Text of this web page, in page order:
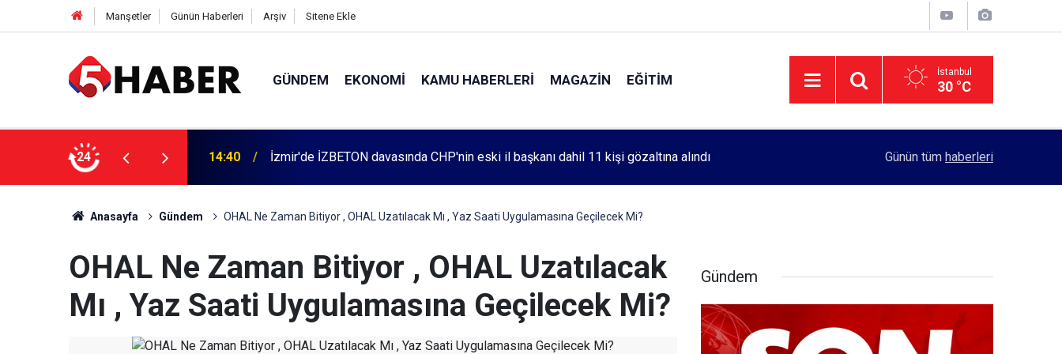
Manşetler Günün Haberleri Arşiv Sitene Ekle
GÜNDEM EKONOMI KAMU HABERLERI MAGAZIN EĞITIM İstanbul
30 °C
24
dahil 11 kişi gözaltına alındı 13:55 Cumartesi anneleri 1083. haftada Mehmet Özdemir için adalet aradı Rektörlük, kadın öğrencilerin güvenliği için
Günün tüm haberleri
Anasayfa Gündem OHAL Ne Zaman Bitiyor , OHAL Uzatılacak Mı , Yaz Saati Uygulamasına Geçilecek Mi?
OHAL Ne Zaman Bitiyor , OHAL Uzatılacak
Mı , Yaz Saati Uygulamasına Geçilecek Mi?
Gündem